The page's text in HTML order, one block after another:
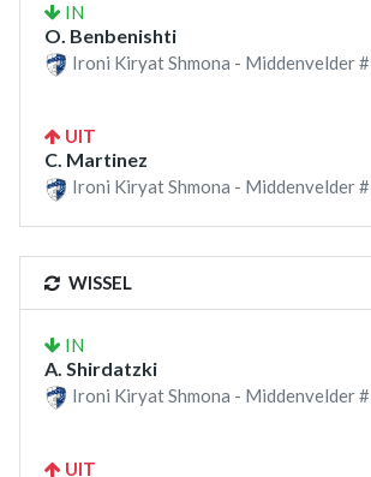
IN
O. Benbenishti
Ironi Kiryat Shmona - Middenvelder #
UIT
C. Martinez
Ironi Kiryat Shmona - Middenvelder #
WISSEL
IN
A. Shirdatzki
Ironi Kiryat Shmona - Middenvelder #
UIT